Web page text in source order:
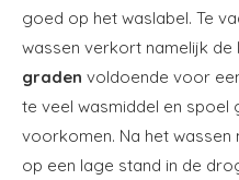
goed op het waslabel. Te
wassen verkort namelijk de
graden voldoende voor
te veel wasmiddel en
voorkomen. Na het
op een lage stand in de